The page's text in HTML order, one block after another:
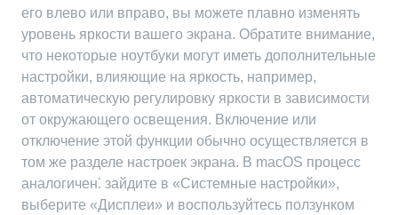
его влево или вправо, вы можете плавно изменять
уровень яркости вашего экрана. Обратите внимание,
что некоторые ноутбуки могут иметь дополнительные
настройки, влияющие на яркость, например,
автоматическую регулировку яркости в зависимости
от окружающего освещения. Включение или
отключение этой функции обычно осуществляется в
том же разделе настроек экрана. В macOS процесс
аналогичен⁚ зайдите в «Системные настройки»,
выберите «Дисплеи» и воспользуйтесь ползунком